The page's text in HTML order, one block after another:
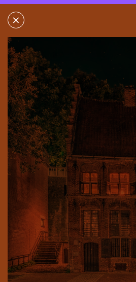
BESIENDERSHUIS
STEENSTRAAT 26
6511 TV NIJMEGEN
MEER INFORMATIE
TOON ROUTE
×
×